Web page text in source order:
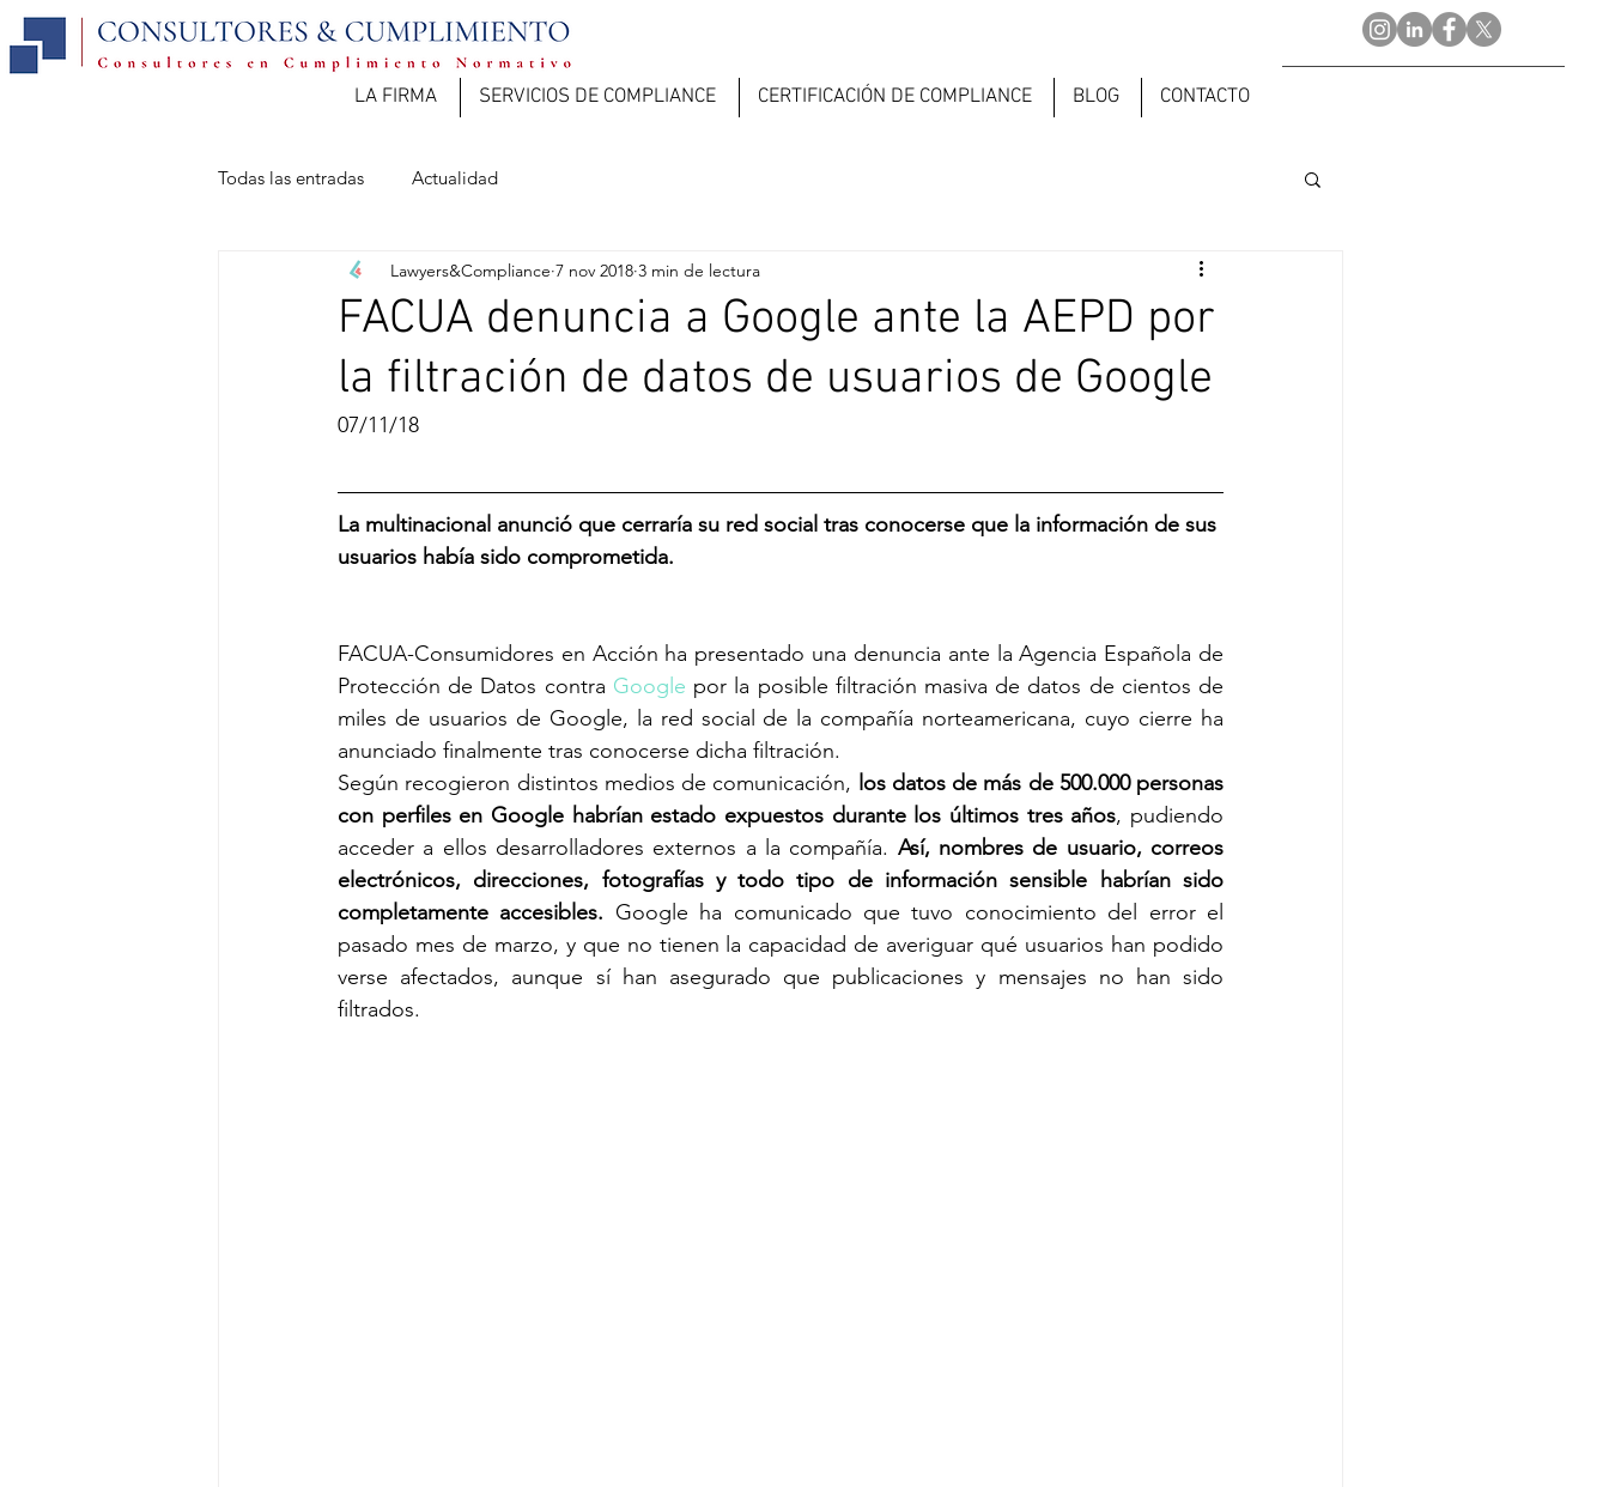
LA FIRMA SERVICIOS DE COMPLIANCE CERTIFICACIÓN DE COMPLIANCE BLOG CONTACTO
Todas las entradas Actualidad
FACUA denuncia a Google ante la AEPD por
la filtración de datos de usuarios de Google
Lawyers&Compliance 7 nov 2018 3 min de lectura
07/11/18
La multinacional anunció que cerraría su red social tras conocerse que la información de sus
usuarios había sido comprometida.
FACUA-Consumidores en Acción ha presentado una denuncia ante la Agencia Española de
Protección de Datos contra Google por la posible filtración masiva de datos de cientos de
miles de usuarios de Google, la red social de la compañía norteamericana, cuyo cierre ha
anunciado finalmente tras conocerse dicha filtración.
Según recogieron distintos medios de comunicación, los datos de más de 500.000 personas
con perfiles en Google habrían estado expuestos durante los últimos tres años, pudiendo
acceder a ellos desarrolladores externos a la compañía. Así, nombres de usuario, correos
electrónicos, direcciones, fotografías y todo tipo de información sensible habrían sido
completamente accesibles. Google ha comunicado que tuvo conocimiento del error el
pasado mes de marzo, y que no tienen la capacidad de averiguar qué usuarios han podido
verse afectados, aunque sí han asegurado que publicaciones y mensajes no han sido
filtrados.